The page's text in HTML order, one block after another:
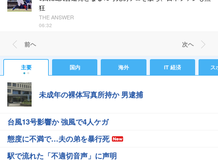
狂
THE ANSWER
06:32
前ヘ 次ヘ
主要 国内 海外 IT 経済 ス
未成年の裸体写真所持か 男逮捕
台風13号影響か 強風で4人ケガ
態度に不満で…夫の弟を暴行死
駅で流れた「不適切音声」に声明